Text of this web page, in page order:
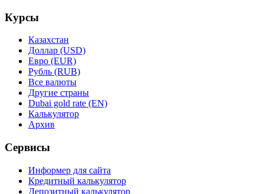
Курсы
Казахстан
Доллар (USD)
Евро (EUR)
Рубль (RUB)
Все валюты
Другие страны
Dubai gold rate (EN)
Калькулятор
Архив
Сервисы
Информер для сайта
Кредитный калькулятор
Депозитный калькулятор